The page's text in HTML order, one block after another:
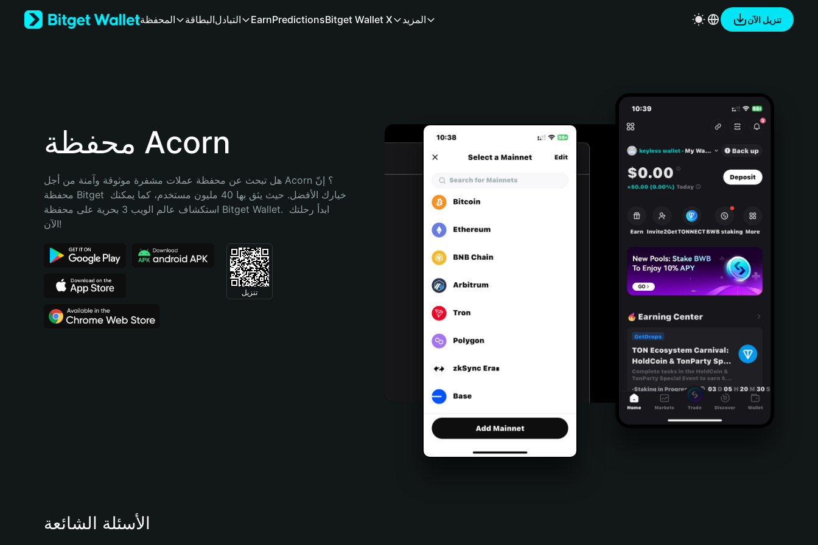
Bahasa Indonesia
Português (Brasil)
المحفظة البطاقةالتبادل EarnPredictionsBitget Wallet X المزيد تنزيل الآن
محفظة Acorn
هل تبحث عن محفظة عملات مشفرة موثوقة وآمنة من أجل Acorn؟ إنّ
محفظة Bitget خيارك الأفضل. حيث يثق بها 40 مليون مستخدم، كما يمكنك
استكشاف عالم الويب 3 بحرية على محفظة Bitget Wallet. ابدأ رحلتك
الآن!
تنزيل
الأسئلة الشائعة